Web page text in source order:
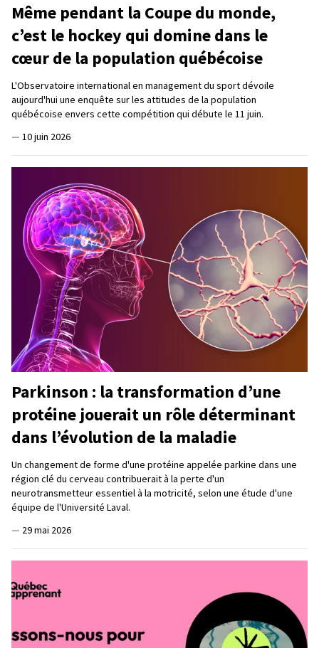
Même pendant la Coupe du monde,
c’est le hockey qui domine dans le
cœur de la population québécoise
L'Observatoire international en management du sport dévoile
aujourd'hui une enquête sur les attitudes de la population
québécoise envers cette compétition qui débute le 11 juin.
— 10 juin 2026
Parkinson : la transformation d’une
protéine jouerait un rôle déterminant
dans l’évolution de la maladie
Un changement de forme d'une protéine appelée parkine dans une
région clé du cerveau contribuerait à la perte d'un
neurotransmetteur essentiel à la motricité, selon une étude d'une
équipe de l'Université Laval.
— 29 mai 2026